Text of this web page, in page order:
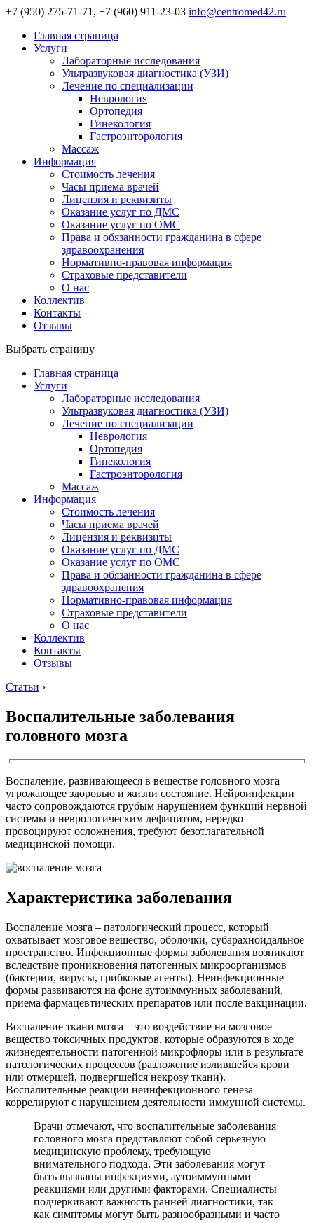
+7 (950) 275-71-71, +7 (960) 911-23-03 info@centromed42.ru
Главная страница
Услуги
Лабораторные исследования
Ультразвуковая диагностика (УЗИ)
Лечение по специализации
Неврология
Ортопедия
Гинекология
Гастроэнторология
Массаж
Информация
Стоимость лечения
Часы приема врачей
Лицензия и реквизиты
Оказание услуг по ДМС
Оказание услуг по ОМС
Права и обязанности гражданина в сфере
здравоохранения
Нормативно-правовая информация
Страховые представители
О нас
Коллектив
Контакты
Отзывы
Выбрать страницу
Главная страница
Услуги
Лабораторные исследования
Ультразвуковая диагностика (УЗИ)
Лечение по специализации
Неврология
Ортопедия
Гинекология
Гастроэнторология
Массаж
Информация
Стоимость лечения
Часы приема врачей
Лицензия и реквизиты
Оказание услуг по ДМС
Оказание услуг по ОМС
Права и обязанности гражданина в сфере
здравоохранения
Нормативно-правовая информация
Страховые представители
О нас
Коллектив
Контакты
Отзывы
Статьи ›
Воспалительные заболевания
головного мозга
Воспаление, развивающееся в веществе головного мозга –
угрожающее здоровью и жизни состояние. Нейроинфекции
часто сопровождаются грубым нарушением функций нервной
системы и неврологическим дефицитом, нередко
провоцируют осложнения, требуют безотлагательной
медицинской помощи.
Характеристика заболевания
Воспаление мозга – патологический процесс, который
охватывает мозговое вещество, оболочки, субарахноидальное
пространство. Инфекционные формы заболевания возникают
вследствие проникновения патогенных микроорганизмов
(бактерии, вирусы, грибковые агенты). Неинфекционные
формы развиваются на фоне аутоиммунных заболеваний,
приема фармацевтических препаратов или после вакцинации.
Воспаление ткани мозга – это воздействие на мозговое
вещество токсичных продуктов, которые образуются в ходе
жизнедеятельности патогенной микрофлоры или в результате
патологических процессов (разложение излившейся крови
или отмершей, подвергшейся некрозу ткани).
Воспалительные реакции неинфекционного генеза
коррелируют с нарушением деятельности иммунной системы.
Врачи отмечают, что воспалительные заболевания
головного мозга представляют собой серьезную
медицинскую проблему, требующую
внимательного подхода. Эти заболевания могут
быть вызваны инфекциями, аутоиммунными
реакциями или другими факторами. Специалисты
подчеркивают важность ранней диагностики, так
как симптомы могут быть разнообразными и часто